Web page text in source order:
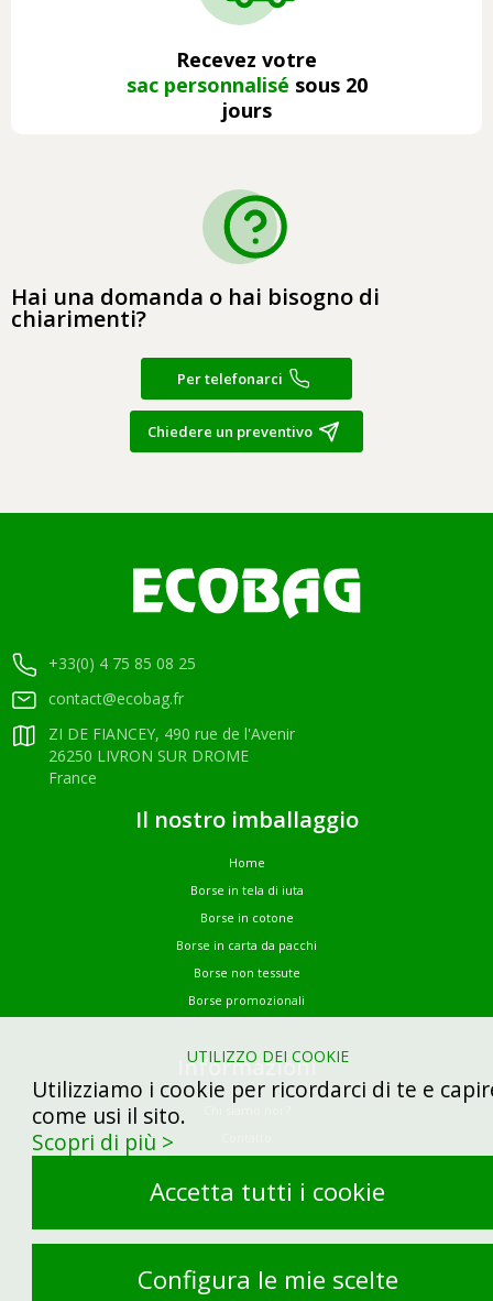
Recevez votre
sac personnalisé sous 20
jours
Hai una domanda o hai bisogno di
chiarimenti?
Per telefonarci
Chiedere un preventivo
+33(0) 4 75 85 08 25
contact@ecobag.fr
ZI DE FIANCEY, 490 rue de l'Avenir
26250 LIVRON SUR DROME
France
Il nostro imballaggio
Home
Borse in tela di iuta
Borse in cotone
Borse in carta da pacchi
Borse non tessute
Borse promozionali
Informazioni
Note legali
Site by Kyxar
UTILIZZO DEI COOKIE
Utilizziamo i cookie per ricordarci di te e
come usi il sito.
Scopri di più >
Accetta tutti i cookie
Configura le mie scelte